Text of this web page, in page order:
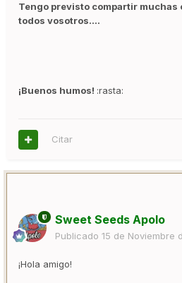
Tengo previsto compartir
todos vosotros....
¡Buenos humos! :rasta:
Citar
Sweet Seeds Apolo
Publicado 15 de Noviembre
¡Hola amigo!